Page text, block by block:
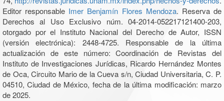
Editor responsable Imer Benjamín Flores Mendoza. Reserva de
Derechos al Uso Exclusivo núm. 04-2014-052217121400-203,
otorgado por el Instituto Nacional del Derecho de Autor, ISSN
(versión electrónica): 2448-4725. Responsable de la última
actualización de este número: Coordinación de Revistas del
Instituto de Investigaciones Jurídicas, Ricardo Hernández Montes
de Oca, Circuito Mario de la Cueva s/n, Ciudad Universitaria, C. P.
04510, Ciudad de México, fecha de la última modificación: marzo
de 2025.